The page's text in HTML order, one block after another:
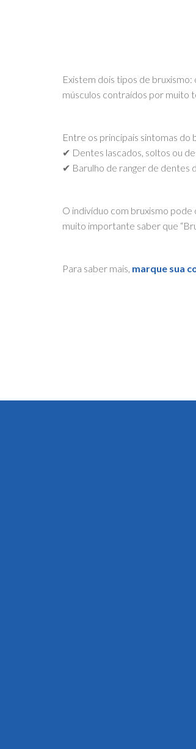
Existem dois tipos de
músculos contraídos por muito
Entre os principais sintomas do
✔ Dentes lascados, soltos ou
✔ Barulho de ranger de dentes
O indivíduo com bruxismo
muito importante saber que
Para saber mais, marque sua